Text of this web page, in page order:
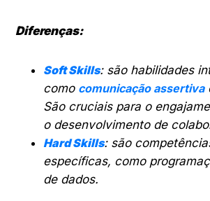
Diferenças:
Soft Skills: são habilidades
como comunicação assertiva
São cruciais para o
o desenvolvimento de
Hard Skills: são
específicas, como
de dados.